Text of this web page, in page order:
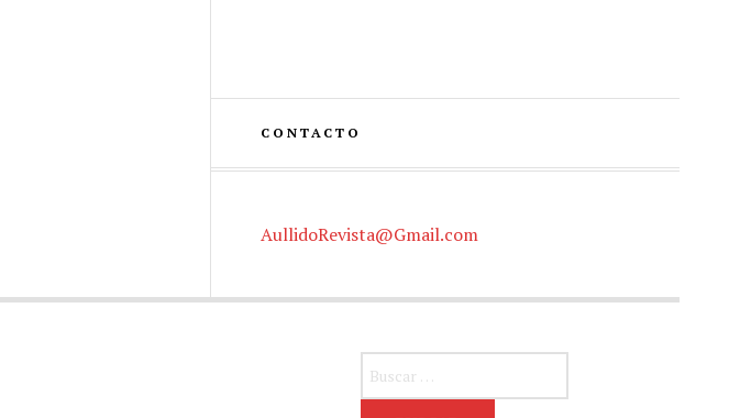
CONTACTO
AullidoRevista@Gmail.com